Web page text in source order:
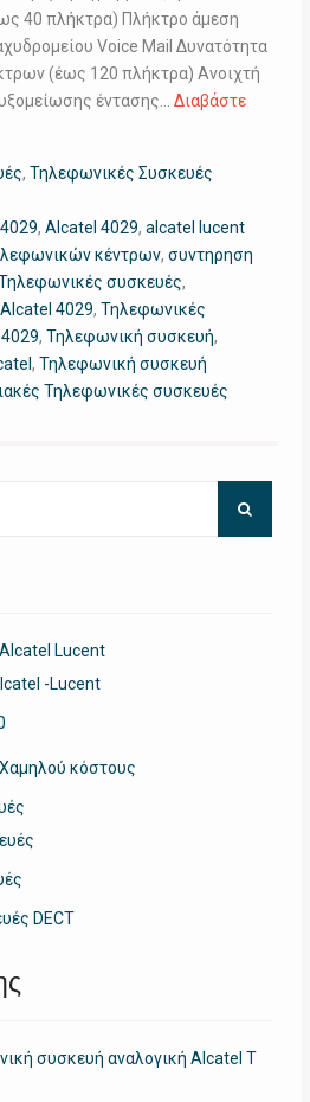
40 πλήκτρα) Πλήκτρο άμεση
Voice Mail Δυνατότητα
(έως 120 πλήκτρα) Ανοιχτή
έντασης… Διαβάστε
, Τηλεφωνικές Συσκευές
, Alcatel 4029, alcatel lucent
κέντρων, συντηρηση
συσκευές,
4029, Τηλεφωνικές
, Τηλεφωνική συσκευή,
, Τηλεφωνική συσκευή
Τηλεφωνικές συσκευές
Lucent
-Lucent
κόστους
DECT
συσκευή αναλογική Alcatel T